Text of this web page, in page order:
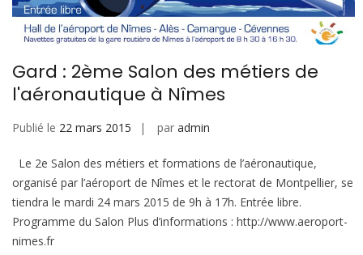
Gard : 2ème Salon des métiers de
l'aéronautique à Nîmes
Publié le 22 mars 2015 par admin
Le 2e Salon des métiers et formations de l’aéronautique,
organisé par l’aéroport de Nîmes et le rectorat de Montpellier, se
tiendra le mardi 24 mars 2015 de 9h à 17h. Entrée libre.
Programme du Salon Plus d’informations : http://www.aeroport-
nimes.fr